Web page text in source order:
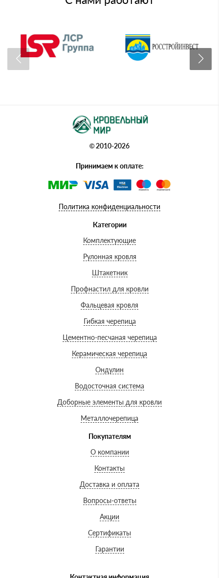
© 2010-2026
Принимаем к оплате:
Политика конфиденциальности
Категории
Комплектующие
Рулонная кровля
Штакетник
Профнастил для кровли
Фальцевая кровля
Гибкая черепица
Цементно-песчаная черепица
Керамическая черепица
Ондулин
Водосточная система
Доборные элементы для кровли
Металлочерепица
Покупателям
О компании
Контакты
Доставка и оплата
Вопросы-ответы
Акции
Сертификаты
Гарантии